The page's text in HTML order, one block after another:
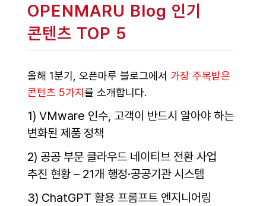
OPENMARU Blog 인기
콘텐츠 TOP 5
올해 1분기, 오픈마루 블로그에서 가장 주목받은
콘텐츠 5가지 를 소개합니다.
1) VMware 인수, 고객이 반드시 알아야 하는
변화된 제품 정책
2) 공공 부문 클라우드 네이티브 전환 사업
추진 현황 – 21개 행정·공공기관 시스템
3) ChatGPT 활용 프롬프트 엔지니어링